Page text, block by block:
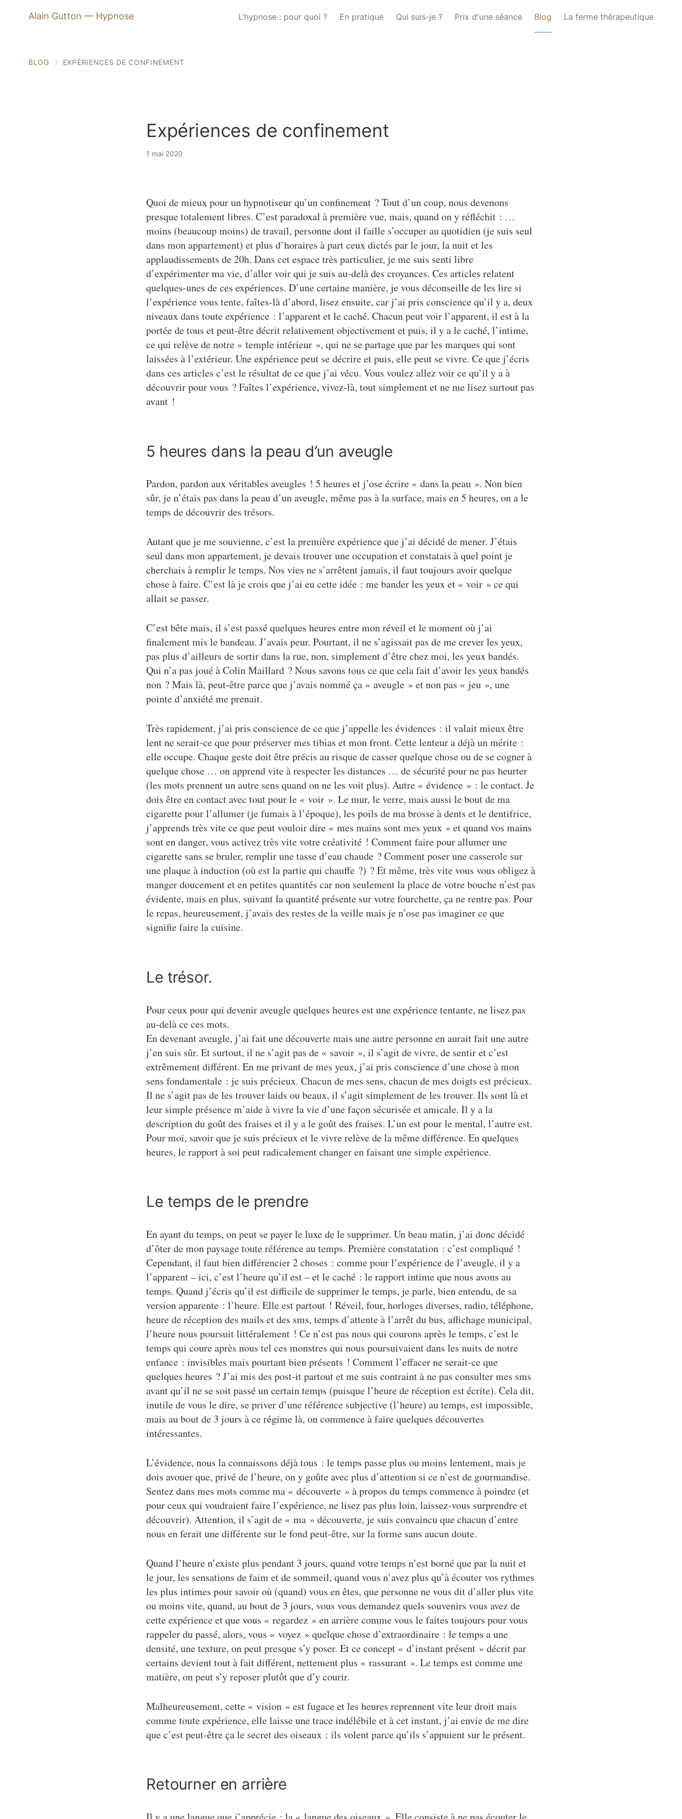
Alain Gutton — Hypnose L’hypnose : pour quoi ? En pratique Qui suis-je ? Prix d'une séance Blog La ferme thérapeutique
BLOG EXPÉRIENCES DE CONFINEMENT
Expériences de confinement
1 mai 2020
Quoi de mieux pour un hypnotiseur qu’un confinement ? Tout d’un coup, nous devenons
presque totalement libres. C’est paradoxal à première vue, mais, quand on y réfléchit : …
moins (beaucoup moins) de travail, personne dont il faille s’occuper au quotidien (je suis seul
dans mon appartement) et plus d’horaires à part ceux dictés par le jour, la nuit et les
applaudissements de 20h. Dans cet espace très particulier, je me suis senti libre
d’expérimenter ma vie, d’aller voir qui je suis au-delà des croyances. Ces articles relatent
quelques-unes de ces expériences. D’une certaine manière, je vous déconseille de les lire si
l’expérience vous tente, faîtes-là d’abord, lisez ensuite, car j’ai pris conscience qu’il y a, deux
niveaux dans toute expérience : l’apparent et le caché. Chacun peut voir l’apparent, il est à la
portée de tous et peut-être décrit relativement objectivement et puis, il y a le caché, l’intime,
ce qui relève de notre « temple intérieur », qui ne se partage que par les marques qui sont
laissées à l’extérieur. Une expérience peut se décrire et puis, elle peut se vivre. Ce que j’écris
dans ces articles c’est le résultat de ce que j’ai vécu. Vous voulez allez voir ce qu’il y a à
découvrir pour vous ? Faîtes l’expérience, vivez-là, tout simplement et ne me lisez surtout pas
avant !
5 heures dans la peau d’un aveugle
Pardon, pardon aux véritables aveugles ! 5 heures et j’ose écrire « dans la peau ». Non bien
sûr, je n’étais pas dans la peau d’un aveugle, même pas à la surface, mais en 5 heures, on a le
temps de découvrir des trésors.
Autant que je me souvienne, c’est la première expérience que j’ai décidé de mener. J’étais
seul dans mon appartement, je devais trouver une occupation et constatais à quel point je
cherchais à remplir le temps. Nos vies ne s’arrêtent jamais, il faut toujours avoir quelque
chose à faire. C’est là je crois que j’ai eu cette idée : me bander les yeux et « voir » ce qui
allait se passer.
C’est bête mais, il s’est passé quelques heures entre mon réveil et le moment où j’ai
finalement mis le bandeau. J’avais peur. Pourtant, il ne s’agissait pas de me crever les yeux,
pas plus d’ailleurs de sortir dans la rue, non, simplement d’être chez moi, les yeux bandés.
Qui n’a pas joué à Colin Maillard ? Nous savons tous ce que cela fait d’avoir les yeux bandés
non ? Mais là, peut-être parce que j’avais nommé ça « aveugle » et non pas « jeu », une
pointe d’anxiété me prenait.
Très rapidement, j’ai pris conscience de ce que j’appelle les évidences : il valait mieux être
lent ne serait-ce que pour préserver mes tibias et mon front. Cette lenteur a déjà un mérite :
elle occupe. Chaque geste doit être précis au risque de casser quelque chose ou de se cogner à
quelque chose … on apprend vite à respecter les distances … de sécurité pour ne pas heurter
(les mots prennent un autre sens quand on ne les voit plus). Autre « évidence » : le contact. Je
dois être en contact avec tout pour le « voir ». Le mur, le verre, mais aussi le bout de ma
cigarette pour l’allumer (je fumais à l’époque), les poils de ma brosse à dents et le dentifrice,
j’apprends très vite ce que peut vouloir dire « mes mains sont mes yeux » et quand vos mains
sont en danger, vous activez très vite votre créativité ! Comment faire pour allumer une
cigarette sans se bruler, remplir une tasse d’eau chaude ? Comment poser une casserole sur
une plaque à induction (où est la partie qui chauffe ?) ? Et même, très vite vous vous obligez à
manger doucement et en petites quantités car non seulement la place de votre bouche n’est pas
évidente, mais en plus, suivant la quantité présente sur votre fourchette, ça ne rentre pas. Pour
le repas, heureusement, j’avais des restes de la veille mais je n’ose pas imaginer ce que
signifie faire la cuisine.
Le trésor.
Pour ceux pour qui devenir aveugle quelques heures est une expérience tentante, ne lisez pas
au-delà ce ces mots.
En devenant aveugle, j’ai fait une découverte mais une autre personne en aurait fait une autre
j’en suis sûr. Et surtout, il ne s’agit pas de « savoir », il s’agit de vivre, de sentir et c’est
extrêmement différent. En me privant de mes yeux, j’ai pris conscience d’une chose à mon
sens fondamentale : je suis précieux. Chacun de mes sens, chacun de mes doigts est précieux.
Il ne s’agit pas de les trouver laids ou beaux, il s’agit simplement de les trouver. Ils sont là et
leur simple présence m’aide à vivre la vie d’une façon sécurisée et amicale. Il y a la
description du goût des fraises et il y a le goût des fraises. L’un est pour le mental, l’autre est.
Pour moi, savoir que je suis précieux et le vivre relève de la même différence. En quelques
heures, le rapport à soi peut radicalement changer en faisant une simple expérience.
Le temps de le prendre
En ayant du temps, on peut se payer le luxe de le supprimer. Un beau matin, j’ai donc décidé
d’ôter de mon paysage toute référence au temps. Première constatation : c’est compliqué !
Cependant, il faut bien différencier 2 choses : comme pour l’expérience de l’aveugle, il y a
l’apparent – ici, c’est l’heure qu’il est – et le caché : le rapport intime que nous avons au
temps. Quand j’écris qu’il est difficile de supprimer le temps, je parle, bien entendu, de sa
version apparente : l’heure. Elle est partout ! Réveil, four, horloges diverses, radio, téléphone,
heure de réception des mails et des sms, temps d’attente à l’arrêt du bus, affichage municipal,
l’heure nous poursuit littéralement ! Ce n’est pas nous qui courons après le temps, c’est le
temps qui coure après nous tel ces monstres qui nous poursuivaient dans les nuits de notre
enfance : invisibles mais pourtant bien présents ! Comment l’effacer ne serait-ce que
quelques heures ? J’ai mis des post-it partout et me suis contraint à ne pas consulter mes sms
avant qu’il ne se soit passé un certain temps (puisque l’heure de réception est écrite). Cela dit,
inutile de vous le dire, se priver d’une référence subjective (l’heure) au temps, est impossible,
mais au bout de 3 jours à ce régime là, on commence à faire quelques découvertes
intéressantes.
L’évidence, nous la connaissons déjà tous : le temps passe plus ou moins lentement, mais je
dois avouer que, privé de l’heure, on y goûte avec plus d’attention si ce n’est de gourmandise.
Sentez dans mes mots comme ma « découverte » à propos du temps commence à poindre (et
pour ceux qui voudraient faire l’expérience, ne lisez pas plus loin, laissez-vous surprendre et
découvrir). Attention, il s’agit de « ma » découverte, je suis convaincu que chacun d’entre
nous en ferait une différente sur le fond peut-être, sur la forme sans aucun doute.
Quand l’heure n’existe plus pendant 3 jours, quand votre temps n’est borné que par la nuit et
le jour, les sensations de faim et de sommeil, quand vous n’avez plus qu’à écouter vos rythmes
les plus intimes pour savoir où (quand) vous en êtes, que personne ne vous dit d’aller plus vite
ou moins vite, quand, au bout de 3 jours, vous vous demandez quels souvenirs vous avez de
cette expérience et que vous « regardez » en arrière comme vous le faites toujours pour vous
rappeler du passé, alors, vous « voyez » quelque chose d’extraordinaire : le temps a une
densité, une texture, on peut presque s’y poser. Et ce concept « d’instant présent » décrit par
certains devient tout à fait différent, nettement plus « rassurant ». Le temps est comme une
matière, on peut s’y reposer plutôt que d’y courir.
Malheureusement, cette « vision » est fugace et les heures reprennent vite leur droit mais
comme toute expérience, elle laisse une trace indélébile et à cet instant, j’ai envie de me dire
que c’est peut-être ça le secret des oiseaux : ils volent parce qu’ils s’appuient sur le présent.
Retourner en arrière